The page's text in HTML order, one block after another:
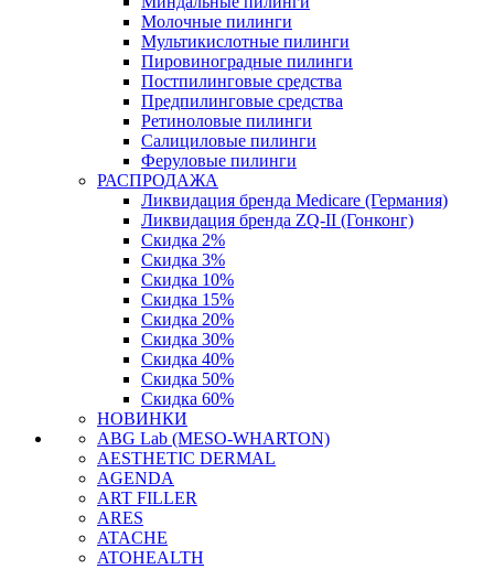
Молочные пилинги
Мультикислотные пилинги
Пировиноградные пилинги
Постпилинговые средства
Предпилинговые средства
Ретиноловые пилинги
Салициловые пилинги
Феруловые пилинги
РАСПРОДАЖА
Ликвидация бренда Medicare (Германия)
Ликвидация бренда ZQ-II (Гонконг)
Скидка 2%
Скидка 3%
Скидка 10%
Скидка 15%
Скидка 20%
Скидка 30%
Скидка 40%
Скидка 50%
Скидка 60%
НОВИНКИ
ABG Lab (MESO-WHARTON)
AESTHETIC DERMAL
AGENDA
ART FILLER
ARES
ATACHE
ATOHEALTH